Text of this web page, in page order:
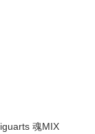
魂MIX